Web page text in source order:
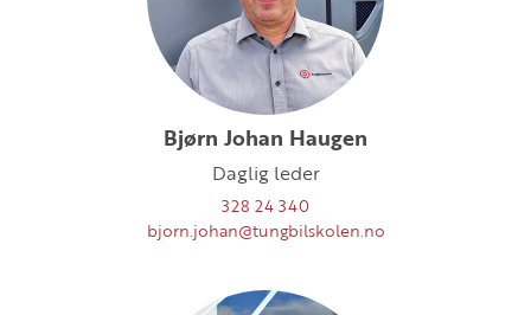
Bjørn Johan Haugen
Daglig leder
328 24 340
bjorn.johan@tungbilskolen.no